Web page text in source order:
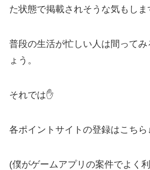
た状態で掲載されそうな気もしま
普段の生活が忙しい人は間ってみ
ょう。
それでは✋
各ポイントサイトの登録はこちら
(僕がゲームアプリの案件でよく